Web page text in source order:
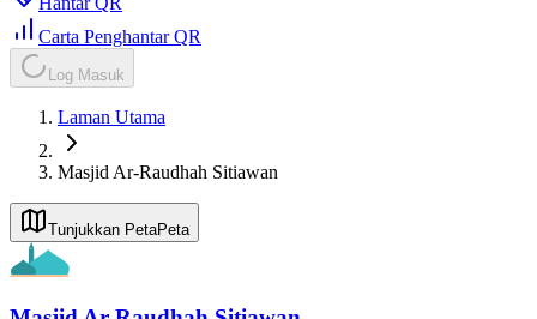
Carta Penghantar QR
Log Masuk
Laman Utama
Masjid Ar-Raudhah Sitiawan
Tunjukkan PetaPeta